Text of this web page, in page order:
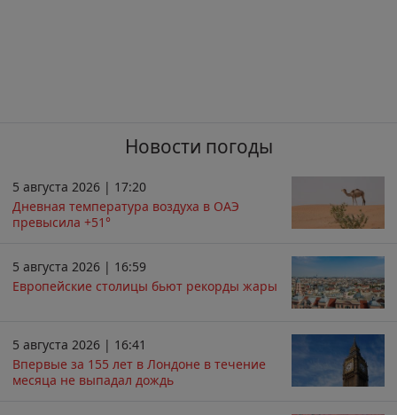
Новости погоды
5 августа 2026 | 17:20
Дневная температура воздуха в ОАЭ
превысила +51°
5 августа 2026 | 16:59
Европейские столицы бьют рекорды жары
5 августа 2026 | 16:41
Впервые за 155 лет в Лондоне в течение
месяца не выпадал дождь